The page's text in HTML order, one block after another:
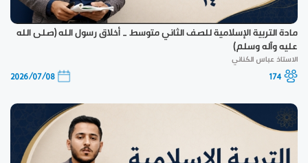
مادة التربية الإسلامية للصف الثاني متوسط _ أخلاق رسول الله (صلى الله
عليه وآله وسلم)
الاستاذ عباس الكناني
174
2026/07/08